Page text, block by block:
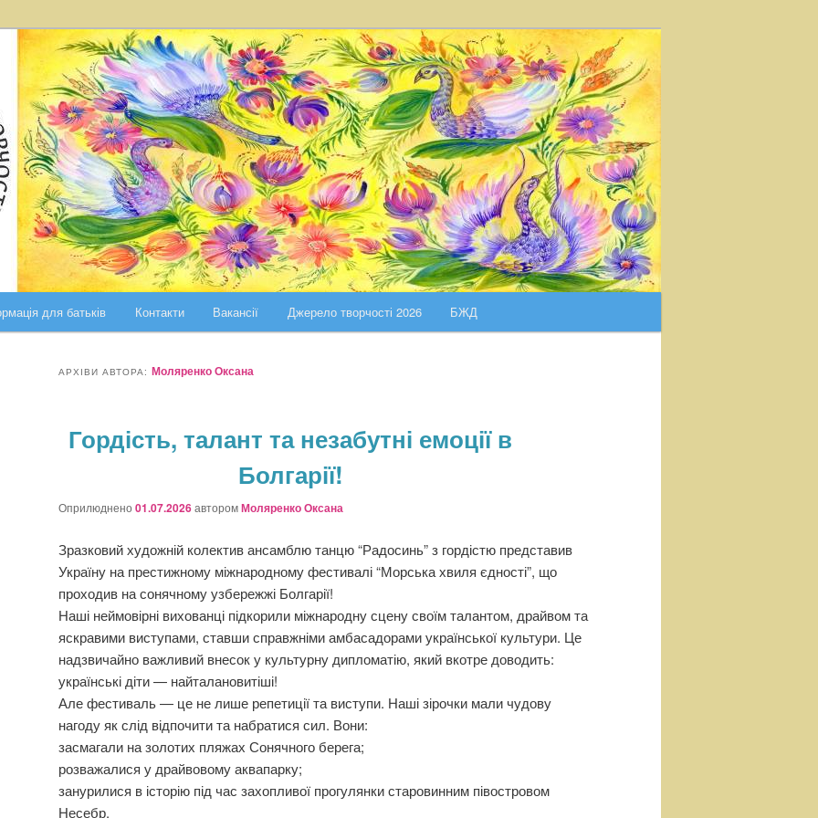
району міста Києва
Києва
для батьків Контакти Вакансії Джерело творчості 2026 БЖД
АРХІВИ АВТОРА: Моляренко Оксана
Гордість, талант та незабутні емоції в
Болгарії!
Оприлюднено 01.07.2026авторомМоляренко Оксана
Зразковий художній колектив ансамблю танцю “Радосинь” з гордістю представив
Україну на престижному міжнародному фестивалі “Морська хвиля єдності”, що
проходив на сонячному узбережжі Болгарії!
Наші неймовірні вихованці підкорили міжнародну сцену своїм талантом, драйвом та
яскравими виступами, ставши справжніми амбасадорами української культури. Це
надзвичайно важливий внесок у культурну дипломатію, який вкотре доводить:
українські діти — найталановитіші!
Але фестиваль — це не лише репетиції та виступи. Наші зірочки мали чудову
нагоду як слід відпочити та набратися сил. Вони:
засмагали на золотих пляжах Сонячного берега;
розважалися у драйвовому аквапарку;
занурилися в історію під час захопливої прогулянки старовинним півостровом
Несебр.